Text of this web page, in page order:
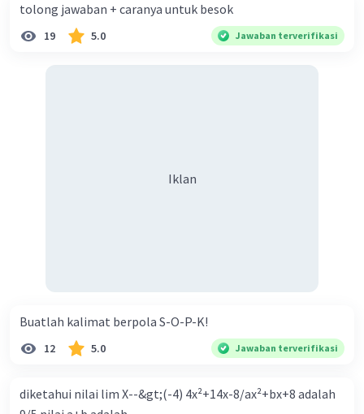
tolong jawaban + caranya untuk besok
19 5.0 Jawaban terverifikasi
Iklan
Buatlah kalimat berpola S-O-P-K!
12 5.0 Jawaban terverifikasi
diketahui nilai lim X--&gt;(-4) 4x²+14x-8/ax²+bx+8 adalah